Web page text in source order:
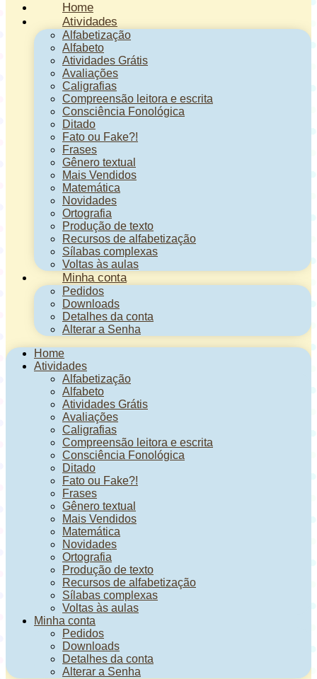
Home
Atividades
Alfabetização
Alfabeto
Atividades Grátis
Avaliações
Caligrafias
Compreensão leitora e escrita
Consciência Fonológica
Ditado
Fato ou Fake?!
Frases
Gênero textual
Mais Vendidos
Matemática
Novidades
Ortografia
Produção de texto
Recursos de alfabetização
Sílabas complexas
Voltas às aulas
Minha conta
Pedidos
Downloads
Detalhes da conta
Alterar a Senha
Home
Atividades
Alfabetização
Alfabeto
Atividades Grátis
Avaliações
Caligrafias
Compreensão leitora e escrita
Consciência Fonológica
Ditado
Fato ou Fake?!
Frases
Gênero textual
Mais Vendidos
Matemática
Novidades
Ortografia
Produção de texto
Recursos de alfabetização
Sílabas complexas
Voltas às aulas
Minha conta
Pedidos
Downloads
Detalhes da conta
Alterar a Senha